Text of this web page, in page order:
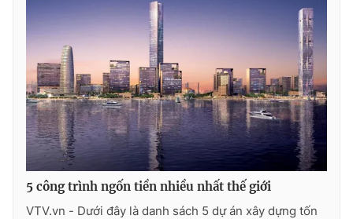
5 công trình ngốn tiền nhiều nhất thế giới
VTV.vn - Dưới đây là danh sách 5 dự án xây dựng tốn